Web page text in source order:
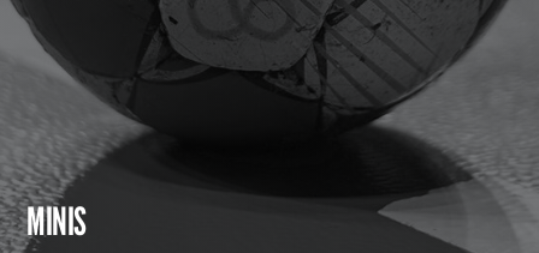
Fitnessraum
MINIS